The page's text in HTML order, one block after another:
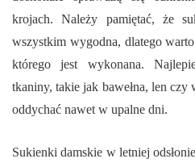
krojach. Należy pamiętać, że
wszystkim wygodna, dlatego
którego jest wykonana.
tkaniny, takie jak bawełna, len
oddychać nawet w upalne dni.
Sukienki damskie w letniej